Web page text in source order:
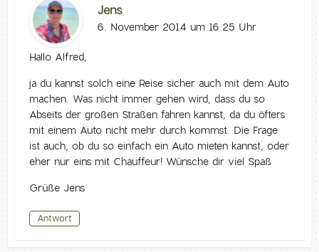
Jens
6. November 2014 um 16:25 Uhr
Hallo Alfred,
ja du kannst solch eine Reise sicher auch mit dem Auto
machen. Was nicht immer gehen wird, dass du so
Abseits der großen Straßen fahren kannst, da du öfters
mit einem Auto nicht mehr durch kommst. Die Frage
ist auch, ob du so einfach ein Auto mieten kannst, oder
eher nur eins mit Chauffeur! Wünsche dir viel Spaß
Grüße Jens
Antwort